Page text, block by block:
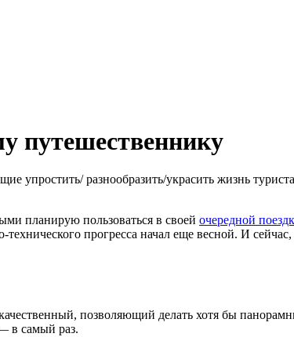
путешественнику
упростить/ разнообразить/украсить жизнь
планирую пользоваться в своей очередной
прогресса начал еще весной. И
позволяющий делать хотя бы
в самый раз.